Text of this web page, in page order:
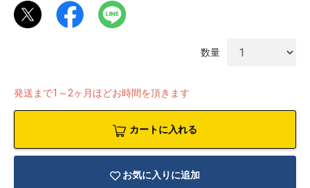
数量
発送まで1～2ヶ月ほどお時間を頂きます
カートに入れる
お気に入りに追加
アダルトグ